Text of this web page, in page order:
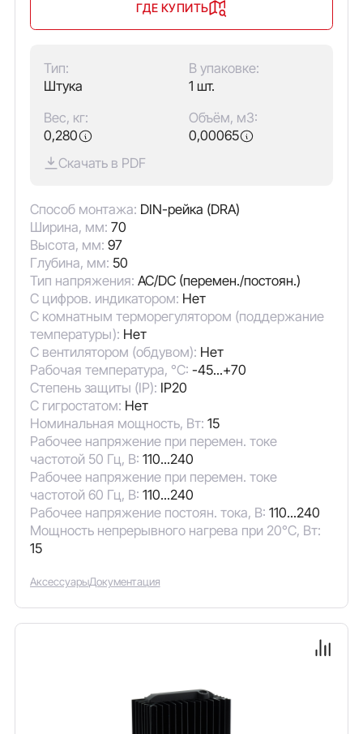
ГДЕ КУПИТЬ
Тип:
Штука
В упаковке:
1 шт.
Вес, кг:
0,280
Объём, м3:
0,00065
Скачать в PDF
Способ монтажа: DIN-рейка (DRA)
Ширина, мм: 70
Высота, мм: 97
Глубина, мм: 50
Тип напряжения: AC/DC (перемен./постоян.)
С цифров. индикатором: Нет
С комнатным терморегулятором (поддержание
температуры): Нет
С вентилятором (обдувом): Нет
Рабочая температура, °C: -45...+70
Степень защиты (IP): IP20
С гигростатом: Нет
Номинальная мощность, Вт: 15
Рабочее напряжение при перемен. токе
частотой 50 Гц, В: 110...240
Рабочее напряжение при перемен. токе
частотой 60 Гц, В: 110...240
Рабочее напряжение постоян. тока, В: 110...240
Мощность непрерывного нагрева при 20°C, Вт:
15
АксессуарыДокументация